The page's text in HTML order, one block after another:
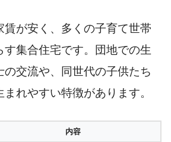
賃が安く、多くの子育て世帯
す集合住宅です。団地での生
の交流や、同世代の子供たち
れやすい特徴があります。
内容